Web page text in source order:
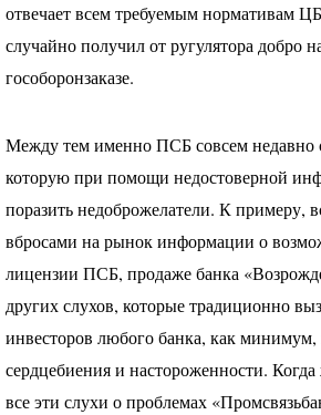
отвечает всем требуемым нормативам
случайно получил от ругулятора добро
гособоронзаказе.
Между тем именноПСБсовсем
которую при помощи недостоверной
поразить недоброжелатели. К примеру,
вбросами на рынок информации о
лицензии ПСБ, продаже банка
других слухов, которые традиционно
инвесторов любого банка, как
сердцебиения и настороженности.
все эти слухи о проблемах